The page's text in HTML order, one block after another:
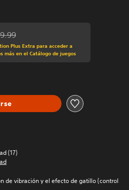
del precio original de US$29.99
Plus Extra para acceder a
más en el Catálogo de juegos
(17)
de vibración y el efecto de gatillo (control